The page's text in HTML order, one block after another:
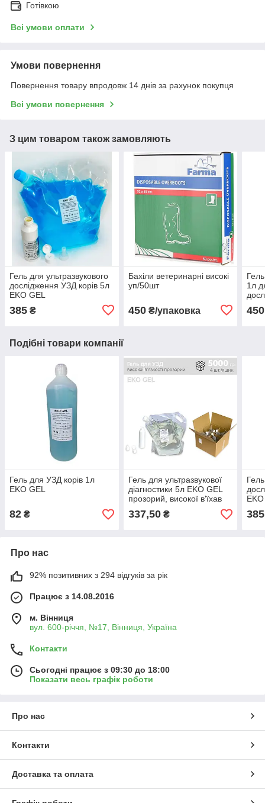
Готівкою
Всі умови оплати
Умови повернення
Повернення товару впродовж 14 днів за рахунок покупця
Всі умови повернення
З цим товаром також замовляють
Гель для ультразвукового
дослідження УЗД корів 5л
EKO GEL
385 ₴
Бахіли ветеринарні високі
уп/50шт
450₴/упаковка
1л
450
Подібні товари компанії
Гель для УЗД корів 1л
EKO GEL
82 ₴
Гель для ультразвукової
діагностики 5л EKO GEL
прозорий, високої в'їхав
язкості TVEL
337,50₴ 385
Про нас
92% позитивних з 294 відгуків за рік
Працює з 14.08.2016
м. Вінниця
вул. 600-річчя, №17, Вінниця, Україна
Контакти
Сьогодні працює з 09:30 до 18:00
Показати весь графік роботи
Про нас
Контакти
Доставка та оплата